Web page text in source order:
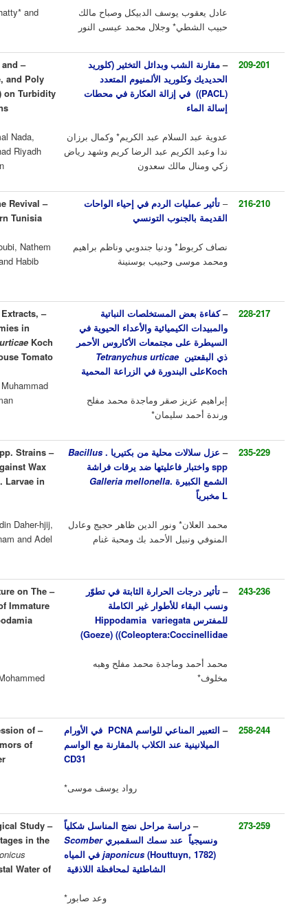
يوسف الدبيكل وصباح مالك
وجلال محمد عيسى النور
Adel Al-Dubakel, Sabah Al-Shatty* and
وبدائل التخثير (كلوريد
الألمنيوم المتعدد
إزالة العكارة في محطات
السلام عبد الكريم* وكمال برزان
عبد الرضا كريم وشهد رياض
–
Comparison Study of Alum and
Coagulants (Ferric Chloride, and Poly
Aluminum Chloride (PACL)) on Turbidity
Elimination in Water Stations
Adawya Abdul-Kareem*, Kamal Nada,
Abdul Kareem Al-Wazan, Shhad Riyadh
Zaki and Manal Malik Sadoon
الردم في إحياء الواحات
ودنيا جندوبي وناظم براهيم
–
The Impact of Landfill on the Revival
of Ancient Oases in Southern Tunisia
Nissaf Karbout*, Donia Gandoubi, Nathem
Brahim, Mohammed Mousa, and Habib
المستخلصات النباتية
والأعداء الحيوية في
مجتمعات الأكاروس الأحمر
Tetranychus urticae
في الزراعة المحمية
صقر وماجدة محمد مفلح
–
The Efficacy of Some Plant Extracts,
Pesticides and Natural Enemies in
Controlling of
Tetranychus urticaeKoch
Populations on the Greenhouse Tomato
Ibraheem Aziz Sakr, Mageda Muhammad
Mufleh, Randa Ahmad Suliman *
محلية من بكتيريا Bacillus.
فاعليتها ضد يرقات فراشة
Galleria mellonella
ونور الدين ظاهر حجيج وعادل
الأحمد بك ومحبة غنام
–
Isolation of localBacillus spp. Strains
and Testing its Efficiency Against Wax
Worm Galleria mellonella L. Larvae in
Mohammad AL-Allan*, Nouraldin Daher-hjij,
Nabeel Beig, Mahabba Ghannam and Adel
الحرارة الثابتة في تطوّر
للأطوار غير الكاملة
Hippodamia variegata
(Goeze)
وماجدة محمد مفلح وهبه
–
Effect of Constant Temperature on The
Development and Survival of Immature
Stages of the Predator Hippodamia
Mohammad Ahmad, Majeda Mohammed
للواسمPCNA في الأورام
عند الكلاب بالمقارنة مع الواسم
–
Immunofluorescence Expression of
PCNA Marker in Melanic Tumors of
Compared With CD31 Marker
Raouad Yousef Moussa*
دراسة مراحل نضج المناسل شكلياً
Scomber
في المياه
–
Morphological and Histological Study
of the Gonads Maturation Stages in the
Chub MackerelScomber japonicus
(Houttuyn, 1782) in the Coastal Water of